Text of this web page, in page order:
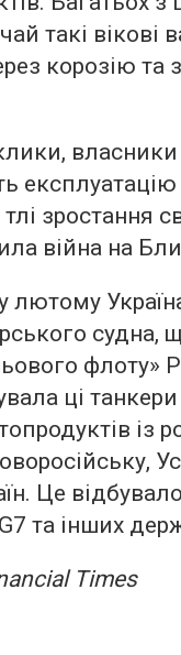
такі вікові
корозію та
експлуатацію
зростання
війна на
лютому
судна,
флоту»
ці
із
Це
та інших
Times